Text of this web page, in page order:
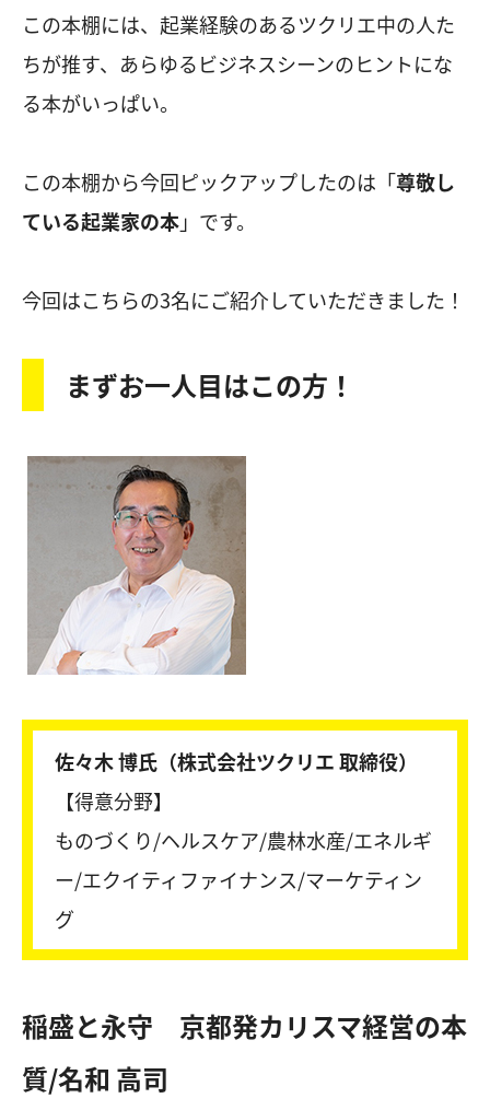
この本棚には、起業経験のあるツクリエ中の人た
ちが推す、あらゆるビジネスシーンのヒントにな
る本がいっぱい。
この本棚から今回ピックアップしたのは「尊敬し
ている起業家の本」です。
今回はこちらの3名にご紹介していただきました！
まずお一人目はこの方！
佐々木 博氏（株式会社ツクリエ 取締役）
【得意分野】
ものづくり/ヘルスケア/農林水産/エネルギ
ー/エクイティファイナンス/マーケティン
グ
稲盛と永守 京都発カリスマ経営の本
質/名和 高司